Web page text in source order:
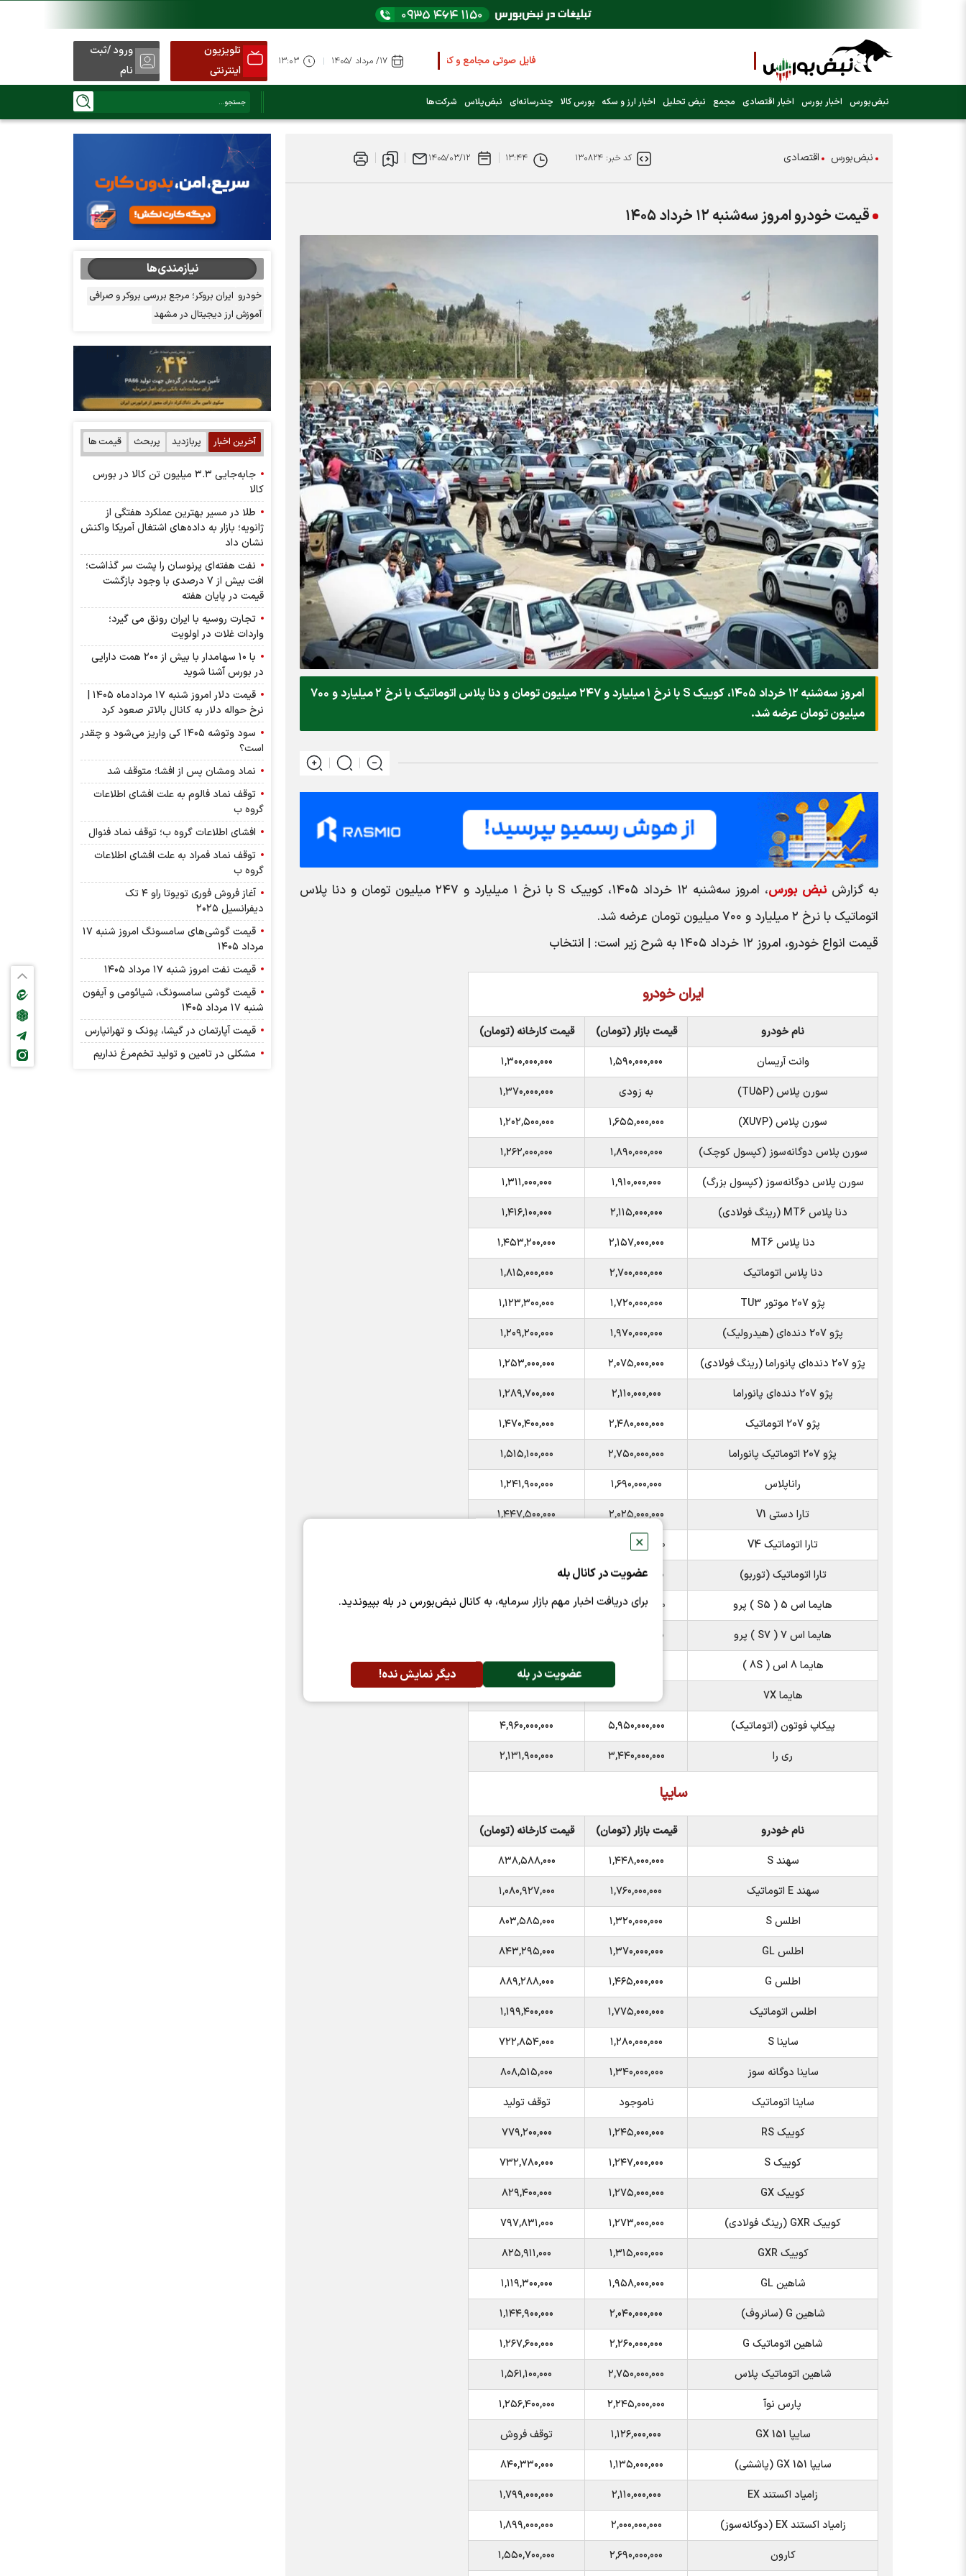
فایل صوتی مجامع و کنفرانس ها را از اینجا گوش کنید
عرضه اولیه بعدی کدام نماد است؟ (کلیک کنید)
تلویزیون
اینترنتی
ورود /ثبت
نام
نبض‌بورس اخبار بورس اخبار اقتصادی مجمع نبض تحلیل اخبار ارز و سکه بورس کالا چندرسانه‌ای نبض‌پلاس شرکت‌ها
✕
عضویت در کانال بله
برای دریافت اخبار مهم بازار سرمایه، به کانال نبض‌بورس در بله بپیوندید.
عضویت در بله دیگر نمایش نده!
نبض‌بورس اقتصادی کد خبر: ۱۳۰۸۲۴ ۱۳:۴۴ ۱۴۰۵/۰۳/۱۲
قیمت خودرو امروز سه‌شنبه ۱۲ خرداد ۱۴۰۵
امروز سه‌شنبه ۱۲ خرداد ۱۴۰۵، کوییک S با نرخ ۱ میلیارد و ۲۴۷ میلیون تومان و دنا پلاس اتوماتیک با نرخ ۲ میلیارد و ۷۰۰
میلیون تومان عرضه شد.
به گزارشنبض بورس
، امروز سه‌شنبه ۱۲ خرداد ۱۴۰۵، کوییک S با نرخ ۱ میلیارد و ۲۴۷ میلیون تومان و دنا پلاس
اتوماتیک با نرخ ۲ میلیارد و ۷۰۰ میلیون تومان عرضه شد.
قیمت انواع خودرو، امروز ۱۲ خرداد ۱۴۰۵ به شرح زیر است: | انتخاب
ایران خودرو
نام خودرو قیمت بازار (تومان)
قیمت کارخانه (تومان)
وانت آریسان
۱,۵۹۰,۰۰۰,۰۰۰
۱,۳۰۰,۰۰۰,۰۰۰
سورن پلاس (TU5P)
به زودی
۱,۳۷۰,۰۰۰,۰۰۰
سورن پلاس (XU7P)
۱,۶۵۵,۰۰۰,۰۰۰
۱,۲۰۲,۵۰۰,۰۰۰
سورن پلاس دوگانه‌سوز (کپسول کوچک)
۱,۸۹۰,۰۰۰,۰۰۰
۱,۲۶۲,۰۰۰,۰۰۰
سورن پلاس دوگانه‌سوز (کپسول بزرگ)
۱,۹۱۰,۰۰۰,۰۰۰
۱,۳۱۱,۰۰۰,۰۰۰
دنا پلاس MT6 (رینگ فولادی)
۲,۱۱۵,۰۰۰,۰۰۰
۱,۴۱۶,۱۰۰,۰۰۰
دنا پلاس MT6
۲,۱۵۷,۰۰۰,۰۰۰
۱,۴۵۳,۲۰۰,۰۰۰
دنا پلاس اتوماتیک
۲,۷۰۰,۰۰۰,۰۰۰
۱,۸۱۵,۰۰۰,۰۰۰
پژو 207 موتور TU3
۱,۷۲۰,۰۰۰,۰۰۰
۱,۱۲۳,۳۰۰,۰۰۰
پژو 207 دنده‌ای (هیدرولیک)
۱,۹۷۰,۰۰۰,۰۰۰
۱,۲۰۹,۲۰۰,۰۰۰
پژو 207 دنده‌ای پانوراما (رینگ فولادی)
۲,۰۷۵,۰۰۰,۰۰۰
۱,۲۵۳,۰۰۰,۰۰۰
پژو 207 دنده‌ای پانوراما
۲,۱۱۰,۰۰۰,۰۰۰
۱,۲۸۹,۷۰۰,۰۰۰
پژو 207 اتوماتیک
۲,۴۸۰,۰۰۰,۰۰۰
۱,۴۷۰,۴۰۰,۰۰۰
پژو 207 اتوماتیک پانوراما
۲,۷۵۰,۰۰۰,۰۰۰
۱,۵۱۵,۱۰۰,۰۰۰
راناپلاس
۱,۶۹۰,۰۰۰,۰۰۰
۱,۲۴۱,۹۰۰,۰۰۰
تارا دستی V1
۲,۰۲۵,۰۰۰,۰۰۰
۱,۴۴۷,۵۰۰,۰۰۰
تارا اتوماتیک V4
۲,۳۹۵,۰۰۰,۰۰۰
تارا اتوماتیک (توربو)
۲,۸۴۰,۰۰۰,۰۰۰
هایما اس 5 ( S5 ) پرو
۳,۹۸۵,۰۰۰,۰۰۰
توقف فروش
هایما اس 7 ( S7 ) پرو
۴,۲۳۰,۰۰۰,۰۰۰
هایما 8 اس ( 8S )
۴,۶۹۰,۰۰۰,۰۰۰
۳,۳۷۷,۰۰۰,۰۰۰
هایما 7X
۴,۱۹۰,۰۰۰,۰۰۰
پیکاپ فوتون (اتوماتیک)
۵,۹۵۰,۰۰۰,۰۰۰
۴,۹۶۰,۰۰۰,۰۰۰
ری را
۳,۴۴۰,۰۰۰,۰۰۰ ۲,۱۳۱,۹۰۰,۰۰۰
سایپا
نام خودرو قیمت بازار (تومان)
قیمت کارخانه (تومان)
سهند S
۱,۴۴۸,۰۰۰,۰۰۰
۸۳۸,۵۸۸,۰۰۰
سهند E اتوماتیک
۱,۷۶۰,۰۰۰,۰۰۰
۱,۰۸۰,۹۲۷,۰۰۰
اطلس S
۱,۳۲۰,۰۰۰,۰۰۰
۸۰۳,۵۸۵,۰۰۰
اطلس GL
۱,۳۷۰,۰۰۰,۰۰۰
۸۴۳,۲۹۵,۰۰۰
اطلس G
۱,۴۶۵,۰۰۰,۰۰۰
۸۸۹,۲۸۸,۰۰۰
اطلس اتوماتیک
۱,۷۷۵,۰۰۰,۰۰۰
۱,۱۹۹,۴۰۰,۰۰۰
ساینا S
۱,۲۸۰,۰۰۰,۰۰۰
۷۲۲,۸۵۴,۰۰۰
ساینا دوگانه سوز
۱,۳۴۰,۰۰۰,۰۰۰
۸۰۸,۵۱۵,۰۰۰
ساینا اتوماتیک
ناموجود
توقف تولید
کوییک RS
۱,۲۴۵,۰۰۰,۰۰۰
۷۷۹,۲۰۰,۰۰۰
کوییک S
۱,۲۴۷,۰۰۰,۰۰۰
۷۳۲,۷۸۰,۰۰۰
کوییک GX
۱,۲۷۵,۰۰۰,۰۰۰
۸۲۹,۴۰۰,۰۰۰
کوییک GXR (رینگ فولادی)
۱,۲۷۳,۰۰۰,۰۰۰
۷۹۷,۸۳۱,۰۰۰
کوییک GXR
۱,۳۱۵,۰۰۰,۰۰۰
۸۲۵,۹۱۱,۰۰۰
شاهین GL
۱,۹۵۸,۰۰۰,۰۰۰
۱,۱۱۹,۳۰۰,۰۰۰
شاهین G (سانروف)
۲,۰۴۰,۰۰۰,۰۰۰
۱,۱۴۴,۹۰۰,۰۰۰
شاهین اتوماتیک G
۲,۲۶۰,۰۰۰,۰۰۰
۱,۲۶۷,۶۰۰,۰۰۰
شاهین اتوماتیک پلاس
۲,۷۵۰,۰۰۰,۰۰۰
۱,۵۶۱,۱۰۰,۰۰۰
پارس نوآ
۲,۲۴۵,۰۰۰,۰۰۰
۱,۲۵۶,۴۰۰,۰۰۰
سایپا 151 GX
۱,۱۲۶,۰۰۰,۰۰۰
توقف فروش
سایپا 151 GX (پاششی)
۱,۱۳۵,۰۰۰,۰۰۰
۸۴۰,۳۳۰,۰۰۰
زامیاد اکستند EX
۲,۱۱۰,۰۰۰,۰۰۰
۱,۷۹۹,۰۰۰,۰۰۰
زامیاد اکستند EX (دوگانه‌سوز)
۲,۰۰۰,۰۰۰,۰۰۰
۱,۸۹۹,۰۰۰,۰۰۰
کارون
۲,۶۹۰,۰۰۰,۰۰۰ ۱,۵۵۰,۷۰۰,۰۰۰
نیازمندی‌ها
خودرو ایران بروکر؛ مرجع بررسی بروکر و صرافی
آموزش ارز دیجیتال در مشهد
آخرین اخبار پربازدید پربحث قیمت ها
جابه‌جایی ۳.۳ میلیون تن کالا در بورس
کالا
طلا در مسیر بهترین عملکرد هفتگی از
ژانویه؛ بازار به داده‌های اشتغال آمریکا واکنش
نشان داد
نفت هفته‌ای پرنوسان را پشت سر گذاشت؛
افت بیش از ۷ درصدی با وجود بازگشت
قیمت در پایان هفته
تجارت روسیه با ایران رونق می گیرد؛
واردات غلات در اولویت
با ۱۰ سهامدار با بیش از ۲۰۰ همت دارایی
در بورس آشنا شوید
قیمت دلار امروز شنبه ۱۷ مردادماه ۱۴۰۵ |
نرخ حواله دلار به کانال بالاتر صعود کرد
سود وتوشه ۱۴۰۵ کی واریز می‌شود و چقدر
است؟
نماد ومشان پس از افشا؛ متوقف شد
توقف نماد فالوم به علت افشای اطلاعات
گروه ب
افشای اطلاعات گروه ب؛ توقف نماد فنوال
توقف نماد فمراد به علت افشای اطلاعات
گروه ب
آغاز فروش فوری تویوتا راو ۴ تک
دیفرانسیل ۲۰۲۵
قیمت گوشی‌های سامسونگ امروز شنبه ۱۷
مرداد ۱۴۰۵
قیمت نفت امروز شنبه ۱۷ مرداد ۱۴۰۵
قیمت گوشی سامسونگ، شیائومی و آیفون
شنبه ۱۷ مرداد ۱۴۰۵
قیمت آپارتمان در گیشا، پونک و تهرانپارس
مشکلی در تامین و تولید تخم‌مرغ نداریم